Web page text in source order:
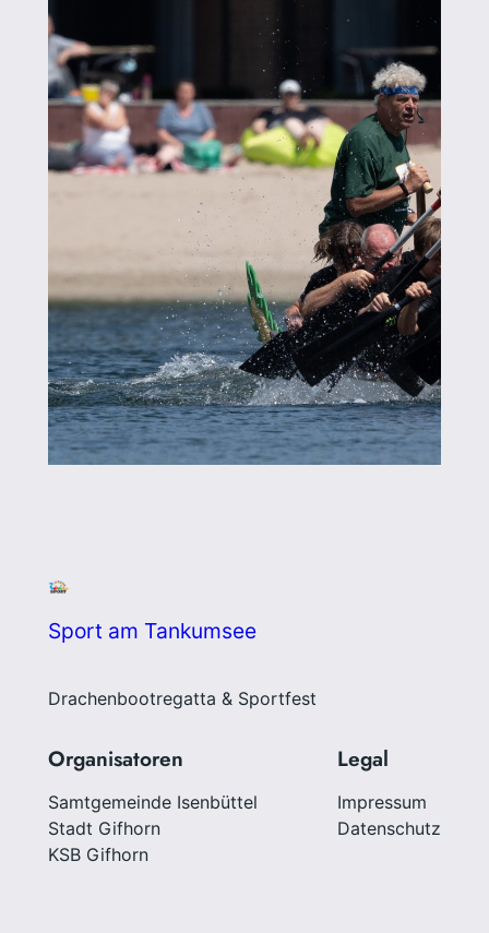
Sport am Tankumsee
Drachenbootregatta & Sportfest
Organisatoren
Samtgemeinde Isenbüttel
Stadt Gifhorn
KSB Gifhorn
Legal
Impressum
Datenschutz